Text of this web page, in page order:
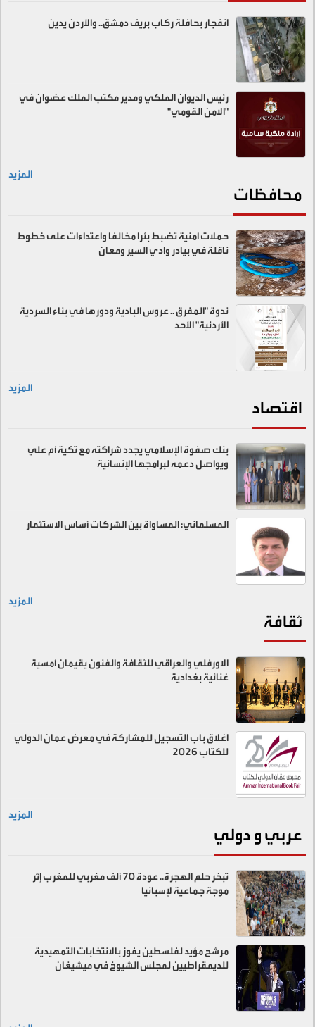
انفجار بحافلة ركاب بريف دمشق.. والأردن يدين
رئيس الديوان الملكي ومدير مكتب الملك عضوان في
"الامن القومي"
المزيد
محافظات
حملات امنية تضبط بئرا مخالفا واعتداءات على خطوط
ناقلة في بيادر وادي السير ومعان
ندوة "المفرق .. عروس البادية ودورها في بناء السردية
الأردنية" الأحد
المزيد
اقتصاد
بنك صفوة الإسلامي يجدد شراكته مع تكية أم علي
ويواصل دعمه لبرامجها الإنسانية
المسلماني: المساواة بين الشركات أساس الاستثمار
المزيد
ثقافة
الاورفلي والعراقي للثقافة والفنون يقيمان أمسية
غنائية بغدادية
اغلاق باب التسجيل للمشاركة في معرض عمان الدولي
للكتاب 2026
المزيد
عربي و دولي
تبخر حلم الهجرة.. عودة 70 ألف مغربي للمغرب إثر
موجة جماعية لإسبانيا
مرشح مؤيد لفلسطين يفوز بالانتخابات التمهيدية
للديمقراطيين لمجلس الشيوخ في ميشيغان